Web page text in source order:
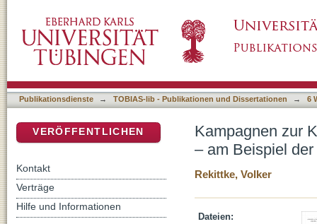
Textilindustrie. Vom Protest zur Policy
Publikationsdienste → TOBIAS-lib - Publikationen und Dissertationen → 6
Kampagnen zur
– am Beispiel
Rekittke, Volker
Dateien:
VERÖFFENTLICHEN
Kontakt
Verträge
Hilfe und Informationen